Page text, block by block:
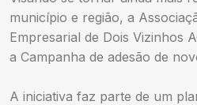
município e região, a
Empresarial de Dois Vizinhos
a Campanha de adesão de
A iniciativa faz parte de um